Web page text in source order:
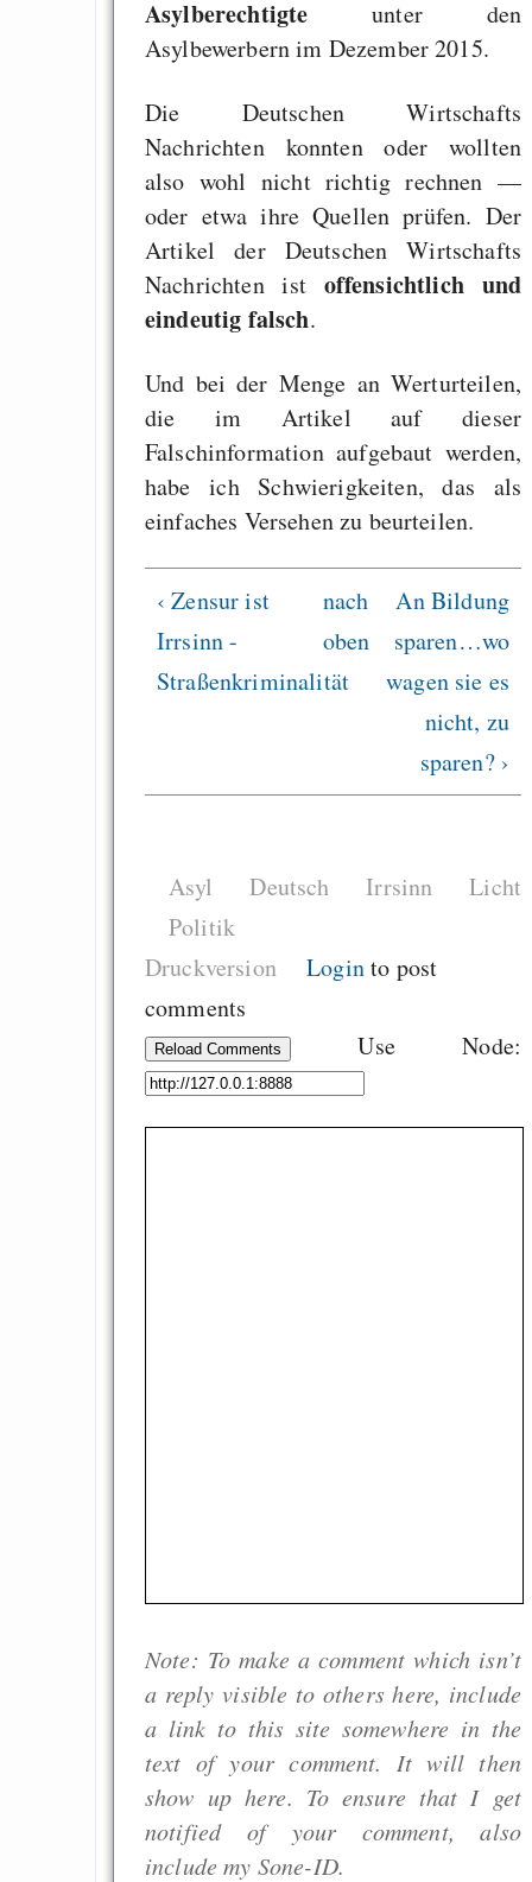
Asylberechtigte unter den
Asylbewerbern im Dezember 2015.
Die Deutschen Wirtschafts
Nachrichten konnten oder wollten
also wohl nicht richtig rechnen —
oder etwa ihre Quellen prüfen. Der
Artikel der Deutschen Wirtschafts
Nachrichten ist offensichtlich und
eindeutig falsch.
Und bei der Menge an Werturteilen,
die im Artikel auf dieser
Falschinformation aufgebaut werden,
habe ich Schwierigkeiten, das als
einfaches Versehen zu beurteilen.
‹ Zensur ist
Irrsinn -
Straßenkriminalität
nach
oben
An Bildung
sparen…wo
wagen sie es
nicht, zu
sparen? ›
Asyl Deutsch Irrsinn
Licht
Politik
Druckversion
Loginto post
comments
Reload Comments Use Node:
Note: To make a comment which isn’t
a reply visible to others here, include
a link to this site somewhere in the
text of your comment. It will then
show up here. To ensure that I get
notified of your comment, also
include my Sone-ID.